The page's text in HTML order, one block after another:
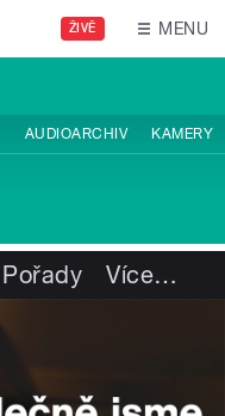
ŽIVĚ MENU
AUDIOARCHIV KAMERY
Pořady Více…